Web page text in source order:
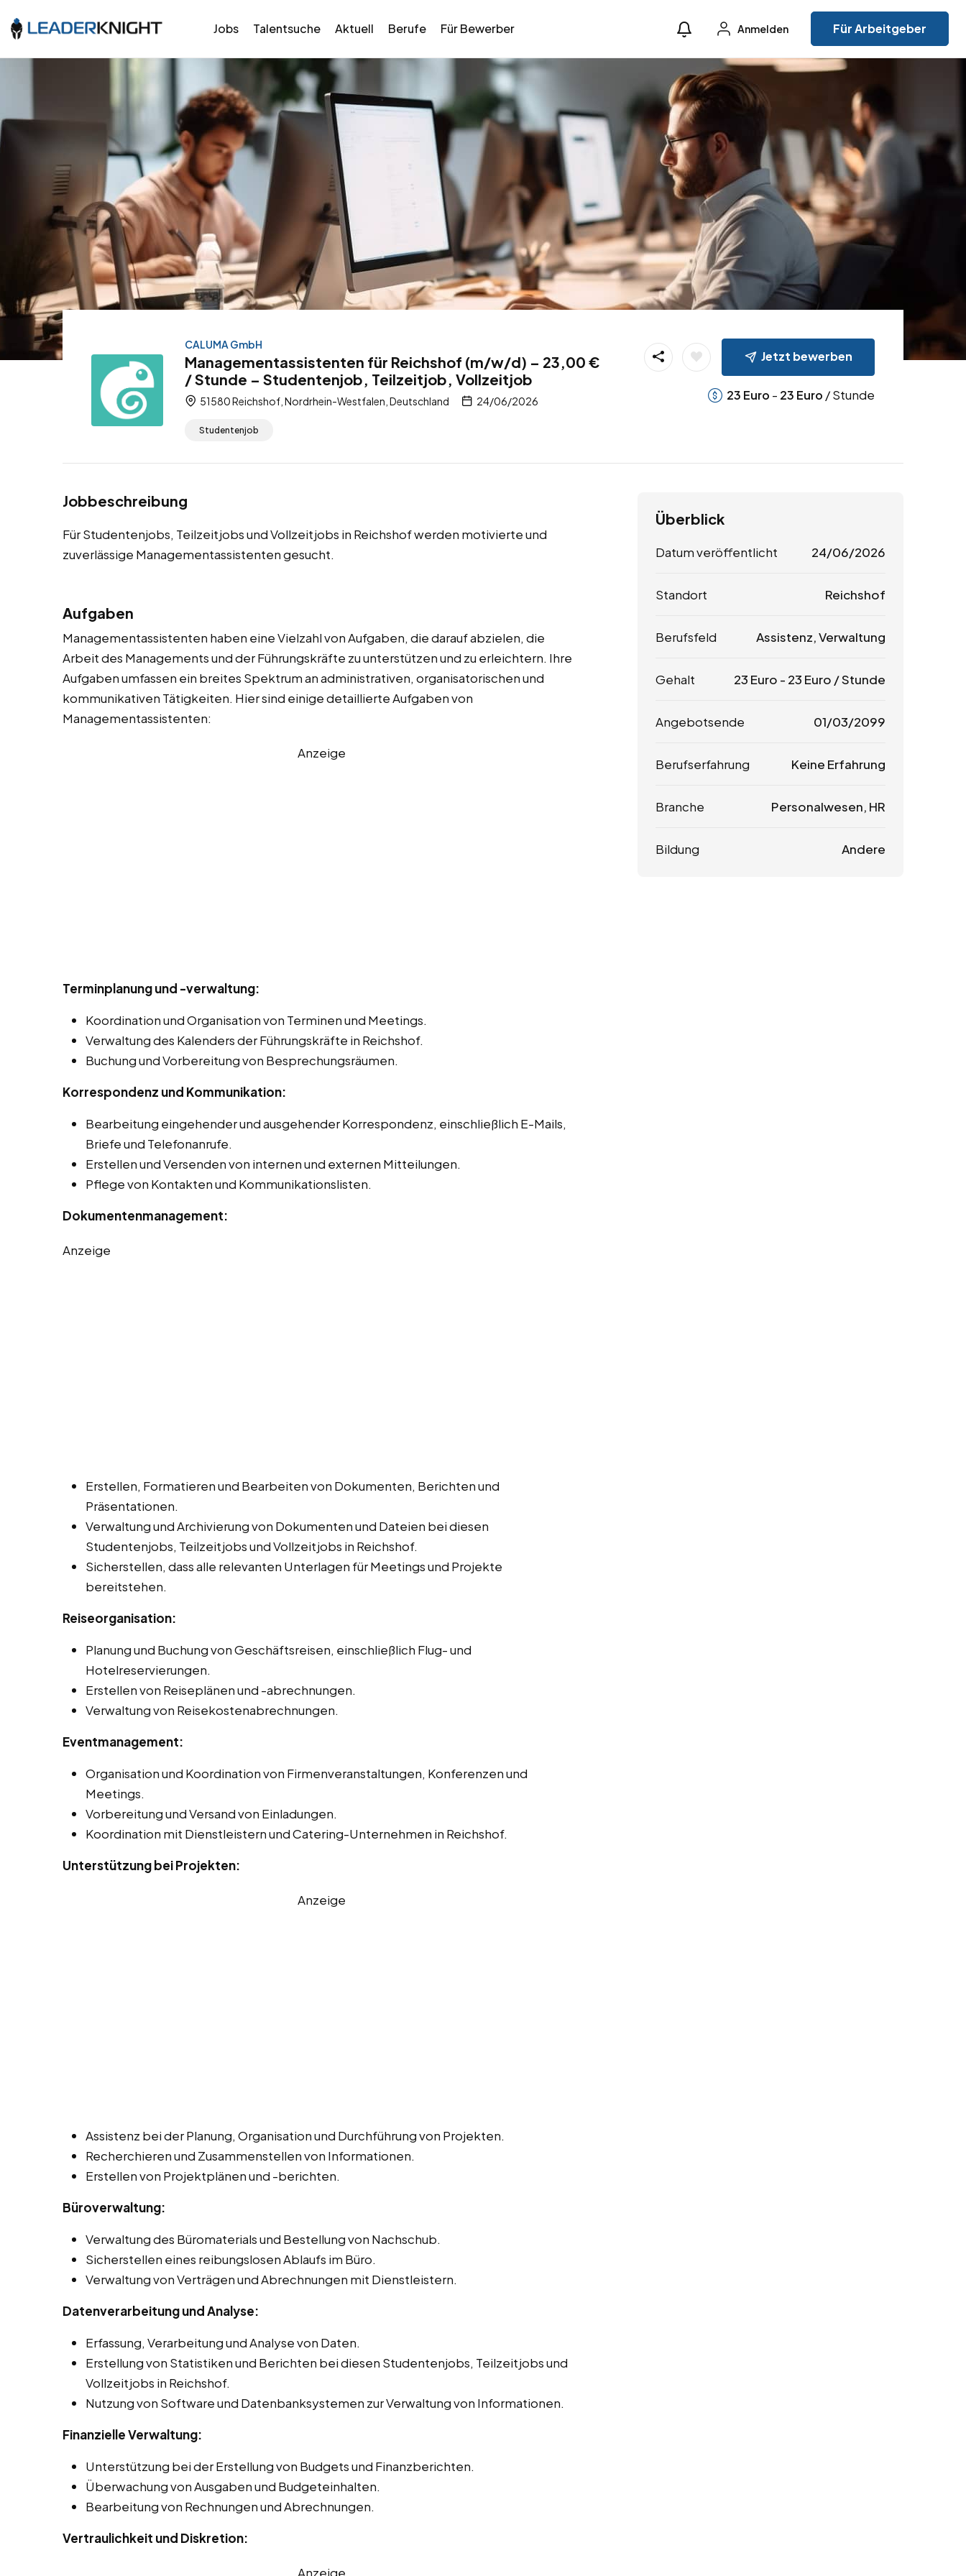
Jobs Talentsuche Aktuell Berufe Für Bewerber Anmelden Für Arbeitgeber
CALUMA GmbH
Managementassistenten für Reichshof (m/w/d) – 23,00 €
/ Stunde – Studentenjob, Teilzeitjob, Vollzeitjob
51580 Reichshof, Nordrhein-Westfalen, Deutschland 24/06/2026
Studentenjob
Jetzt bewerben
23 Euro - 23 Euro / Stunde
Jobbeschreibung
Für Studentenjobs, Teilzeitjobs und Vollzeitjobs in Reichshof werden motivierte und
zuverlässige Managementassistenten gesucht.
Aufgaben
Managementassistenten haben eine Vielzahl von Aufgaben, die darauf abzielen, die
Arbeit des Managements und der Führungskräfte zu unterstützen und zu erleichtern. Ihre
Aufgaben umfassen ein breites Spektrum an administrativen, organisatorischen und
kommunikativen Tätigkeiten. Hier sind einige detaillierte Aufgaben von
Managementassistenten:
Anzeige
Terminplanung und -verwaltung:
Koordination und Organisation von Terminen und Meetings.
Verwaltung des Kalenders der Führungskräfte in Reichshof.
Buchung und Vorbereitung von Besprechungsräumen.
Korrespondenz und Kommunikation:
Bearbeitung eingehender und ausgehender Korrespondenz, einschließlich E-Mails,
Briefe und Telefonanrufe.
Erstellen und Versenden von internen und externen Mitteilungen.
Pflege von Kontakten und Kommunikationslisten.
Dokumentenmanagement:
Anzeige
Erstellen, Formatieren und Bearbeiten von Dokumenten, Berichten und
Präsentationen.
Verwaltung und Archivierung von Dokumenten und Dateien bei diesen
Studentenjobs, Teilzeitjobs und Vollzeitjobs in Reichshof.
Sicherstellen, dass alle relevanten Unterlagen für Meetings und Projekte
bereitstehen.
Reiseorganisation:
Planung und Buchung von Geschäftsreisen, einschließlich Flug- und
Hotelreservierungen.
Erstellen von Reiseplänen und -abrechnungen.
Verwaltung von Reisekostenabrechnungen.
Eventmanagement:
Organisation und Koordination von Firmenveranstaltungen, Konferenzen und
Meetings.
Vorbereitung und Versand von Einladungen.
Koordination mit Dienstleistern und Catering-Unternehmen in Reichshof.
Unterstützung bei Projekten:
Anzeige
Assistenz bei der Planung, Organisation und Durchführung von Projekten.
Recherchieren und Zusammenstellen von Informationen.
Erstellen von Projektplänen und -berichten.
Büroverwaltung:
Verwaltung des Büromaterials und Bestellung von Nachschub.
Sicherstellen eines reibungslosen Ablaufs im Büro.
Verwaltung von Verträgen und Abrechnungen mit Dienstleistern.
Datenverarbeitung und Analyse:
Erfassung, Verarbeitung und Analyse von Daten.
Erstellung von Statistiken und Berichten bei diesen Studentenjobs, Teilzeitjobs und
Vollzeitjobs in Reichshof.
Nutzung von Software und Datenbanksystemen zur Verwaltung von Informationen.
Finanzielle Verwaltung:
Unterstützung bei der Erstellung von Budgets und Finanzberichten.
Überwachung von Ausgaben und Budgeteinhalten.
Bearbeitung von Rechnungen und Abrechnungen.
Vertraulichkeit und Diskretion:
Anzeige
Überblick
Datum veröffentlicht 24/06/2026
Standort Reichshof
Berufsfeld Assistenz, Verwaltung
Gehalt 23 Euro - 23 Euro / Stunde
Angebotsende 01/03/2099
Berufserfahrung Keine Erfahrung
Branche Personalwesen, HR
Bildung Andere